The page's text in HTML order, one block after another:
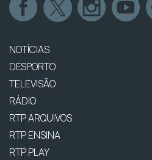
NOTÍCIAS
DESPORTO
TELEVISÃO
RÁDIO
RTP ARQUIVOS
RTP ENSINA
RTP PLAY